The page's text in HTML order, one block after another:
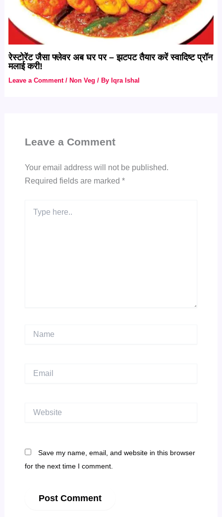
रेस्टोरेंट जैसा फ्लेवर अब घर पर – झटपट तैयार करें स्वादिष्ट प्रॉन
मलाई करी!
Leave a Comment /Non Veg / ByIqra Ishal
Leave a Comment
Your email address will not be published.
Required fields are marked *
here..
Name
Save my name, email, and website in this browser
for the next time I comment.